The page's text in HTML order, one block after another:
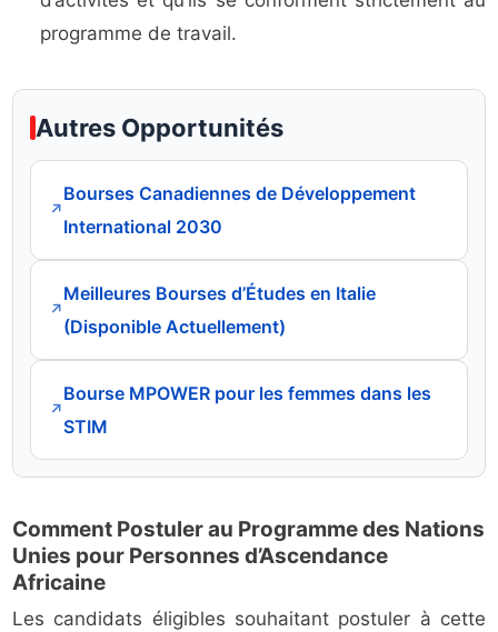
programme de travail.
Autres Opportunités
↗
Bourses Canadiennes de Développement
International 2030
↗
Meilleures Bourses d’Études en Italie
(Disponible Actuellement)
↗
Bourse MPOWER pour les femmes dans les
STIM
Comment Postuler au Programme des Nations
Unies pour Personnes d’Ascendance
Africaine
Les candidats éligibles souhaitant postuler à cette